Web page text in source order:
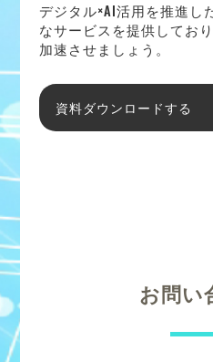
デジタル×AI活用を推進し
なサービスを提供してお
加速させましょう。
資料ダウンロードする
お問い